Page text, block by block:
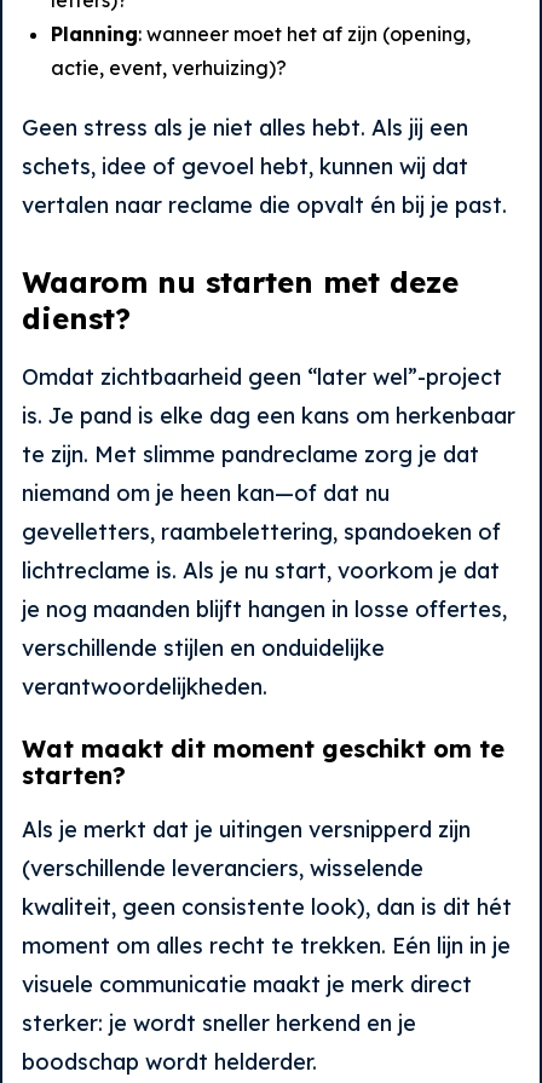
Planning: wanneer moet het af zijn (opening,
actie, event, verhuizing)?
Geen stress als je niet alles hebt. Als jij een
schets, idee of gevoel hebt, kunnen wij dat
vertalen naar reclame die opvalt én bij je past.
Waarom nu starten met deze
dienst?
Omdat zichtbaarheid geen “later wel”-project
is. Je pand is elke dag een kans om herkenbaar
te zijn. Met slimme pandreclame zorg je dat
niemand om je heen kan—of dat nu
gevelletters, raambelettering, spandoeken of
lichtreclame is. Als je nu start, voorkom je dat
je nog maanden blijft hangen in losse offertes,
verschillende stijlen en onduidelijke
verantwoordelijkheden.
Wat maakt dit moment geschikt om te
starten?
Als je merkt dat je uitingen versnipperd zijn
(verschillende leveranciers, wisselende
kwaliteit, geen consistente look), dan is dit hét
moment om alles recht te trekken. Eén lijn in je
visuele communicatie maakt je merk direct
sterker: je wordt sneller herkend en je
boodschap wordt helderder.